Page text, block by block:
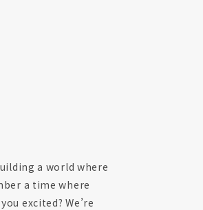
a world where
a time where
excited? We’re